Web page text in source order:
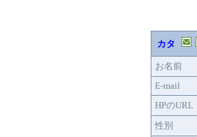
カタ
お名前
E-mail
HPのURL
性別